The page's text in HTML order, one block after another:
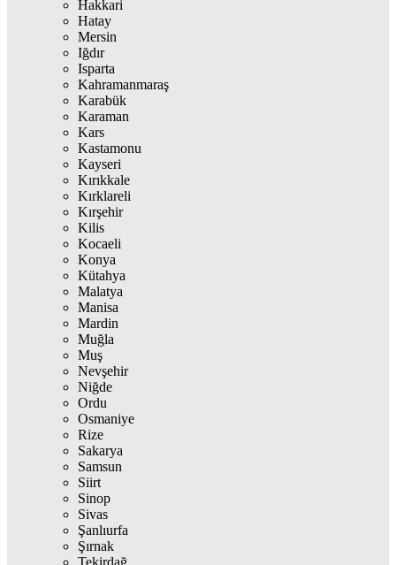
Hakkari
Hatay
Mersin
Iğdır
Isparta
Kahramanmaraş
Karabük
Karaman
Kars
Kastamonu
Kayseri
Kırıkkale
Kırklareli
Kırşehir
Kilis
Kocaeli
Konya
Kütahya
Malatya
Manisa
Mardin
Muğla
Muş
Nevşehir
Niğde
Ordu
Osmaniye
Rize
Sakarya
Samsun
Siirt
Sinop
Sivas
Şanlıurfa
Şırnak
Tekirdağ